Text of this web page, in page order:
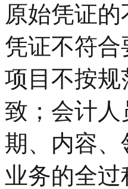
原始凭证
凭证不符
项目不按
致；会计
期、内容
业务的全